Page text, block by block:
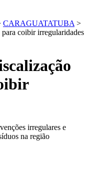
CARAGUATATUBA >
coibir irregularidades
irregulares e
na região